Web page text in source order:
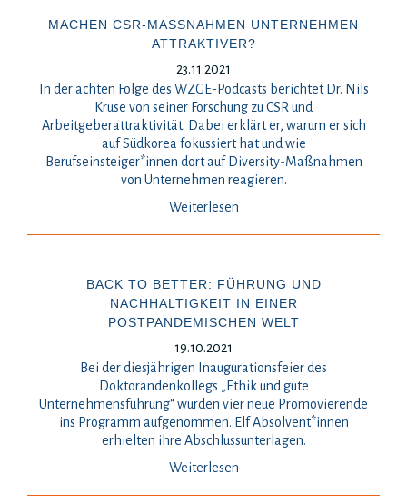
MACHEN CSR-MASSNAHMEN UNTERNEHMEN A
TTRAKTIVER?
23.11.2021
In der achten Folge des WZGE-Podcasts berichtet Dr. Nils
Kruse von seiner Forschung zu CSR und
Arbeitgeberattraktivität. Dabei erklärt er, warum er sich
auf Südkorea fokussiert hat und wie
Berufseinsteiger*innen dort auf Diversity-Maßnahmen
von Unternehmen reagieren.
Weiterlesen
BACK TO BETTER: FÜHRUNG UND
NACHHALTIGKEIT IN EINER
POSTPANDEMISCHEN WELT
19.10.2021
Bei der diesjährigen Inaugurationsfeier des
Doktorandenkollegs „Ethik und gute
Unternehmensführung“ wurden vier neue Promovierende
ins Programm aufgenommen. Elf Absolvent*innen
erhielten ihre Abschlussunterlagen.
Weiterlesen